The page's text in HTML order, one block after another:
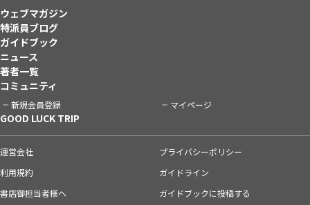
ウェブマガジン
特派員ブログ
ガイドブック
ニュース
著者一覧
コミュニティ
新規会員登録 マイページ
GOOD LUCK TRIP
運営会社
プライバシーポリシー
利用規約
ガイドライン
書店御担当者様へ
ガイドブックに投稿する